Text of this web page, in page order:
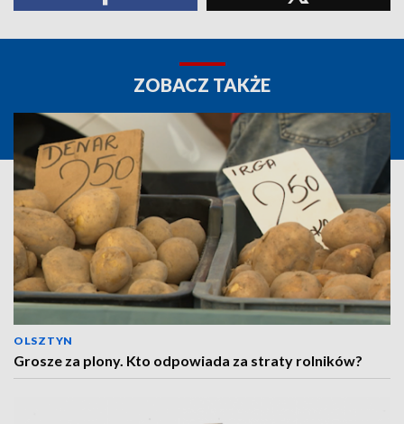
ZOBACZ TAKŻE
OLSZTYN
Grosze za plony. Kto odpowiada za straty rolników?